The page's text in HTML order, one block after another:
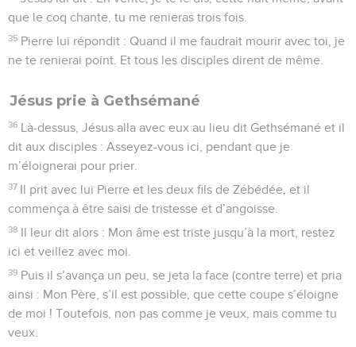
que le coq chante, tu me renieras trois fois.
35 Pierre lui répondit : Quand il me faudrait mourir avec toi, je
ne te renierai point. Et tous les disciples dirent de même.
Jésus prie à Gethsémané
36 Là-dessus, Jésus alla avec eux au lieu dit Gethsémané et il
dit aux disciples : Asseyez-vous ici, pendant que je
m’éloignerai pour prier.
37 Il prit avec lui Pierre et les deux fils de Zébédée, et il
commença à être saisi de tristesse et d’angoisse.
38 Il leur dit alors : Mon âme est triste jusqu’à la mort, restez
ici et veillez avec moi.
39 Puis il s’avança un peu, se jeta la face (contre terre) et pria
ainsi : Mon Père, s’il est possible, que cette coupe s’éloigne
de moi ! Toutefois, non pas comme je veux, mais comme tu
veux.